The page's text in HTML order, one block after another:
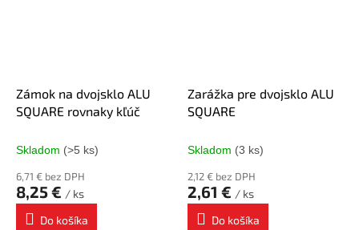
Zámok na dvojsklo ALU
SQUARE rovnaky kľúč
Skladom (>5 ks)
6,71 € bez DPH
8,25 € / ks
Do košíka
Zarážka pre dvojsklo ALU
SQUARE
Skladom (3 ks)
2,12 € bez DPH
2,61 € / ks
Do košíka